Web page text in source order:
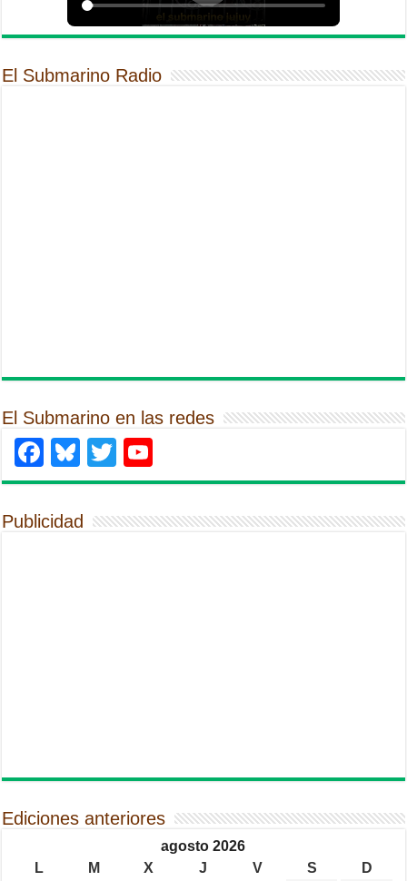
El Submarino Radio
El Submarino en las redes
Facebook
Bluesky
Twitter
Publicidad
Ediciones anteriores
agosto 2026
L
M X J V S
D